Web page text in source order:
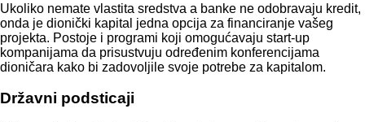
Ukoliko nemate vlastita sredstva a banke ne odobravaju kredit,
onda je dionički kapital jedna opcija za financiranje vašeg
projekta. Postoje i programi koji omogućavaju start-up
kompanijama da prisustvuju određenim konferencijama
dioničara kako bi zadovoljile svoje potrebe za kapitalom.
Državni podsticaji